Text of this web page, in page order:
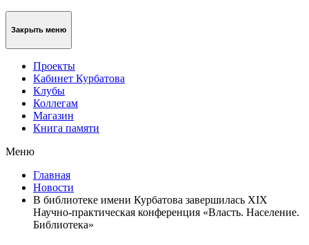
Закрыть меню
Проекты
Кабинет Курбатова
Клубы
Коллегам
Магазин
Книга памяти
Меню
Главная
Новости
В библиотеке имени Курбатова завершилась XIX
Научно-практическая конференция «Власть. Население.
Библиотека»